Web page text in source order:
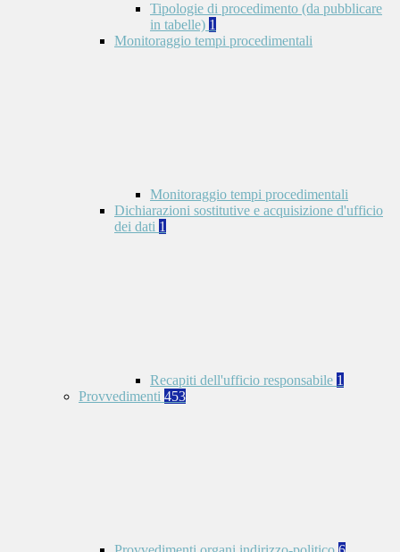
Tipologie di procedimento (da pubblicare
in tabelle) 1
Monitoraggio tempi procedimentali
Monitoraggio tempi procedimentali
Dichiarazioni sostitutive e acquisizione d'ufficio
dei dati 1
Recapiti dell'ufficio responsabile 1
Provvedimenti 453